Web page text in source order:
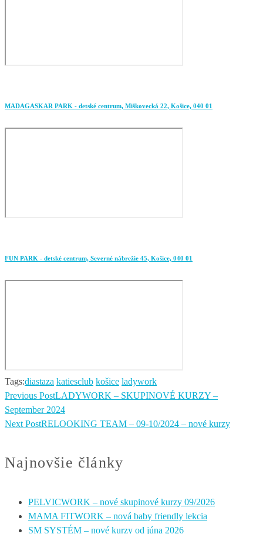
MADAGASKAR PARK - detské centrum, Miškovecká 22, Košice, 040 01
FUN PARK - detské centrum, Severné nábrežie 45, Košice, 040 01
Tags:diastaza katiesclub košice ladywork
Previous PostLADYWORK – SKUPINOVÉ KURZY –
September 2024
Next PostRELOOKING TEAM – 09-10/2024 – nové kurzy
Najnovšie články
PELVICWORK – nové skupinové kurzy 09/2026
MAMA FITWORK – nová baby friendly lekcia
SM SYSTÉM – nové kurzy od júna 2026